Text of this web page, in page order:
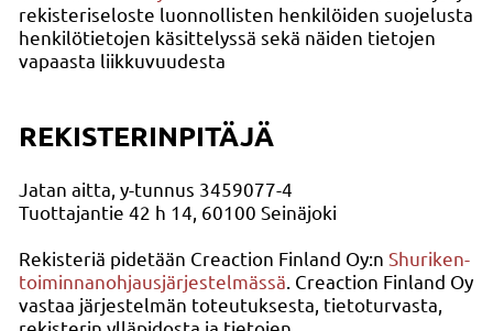
rekisteriseloste luonnollisten henkilöiden suojelusta
henkilötietojen käsittelyssä sekä näiden tietojen
vapaasta liikkuvuudesta
REKISTERINPITÄJÄ
Jatan aitta, y-tunnus 3459077-4
Tuottajantie 42 h 14, 60100 Seinäjoki
Rekisteriä pidetään Creaction Finland Oy:n Shuriken-
toiminnanohjausjärjestelmässä . Creaction Finland Oy
vastaa järjestelmän toteutuksesta, tietoturvasta,